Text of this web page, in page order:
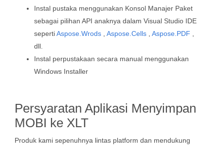
Instal pustaka menggunakan Konsol Manajer Paket
sebagai pilihan API anaknya dalam Visual Studio IDE
sepertiAspose.Wrods Aspose.Cells Aspose.PDF
dll.
Instal perpustakaan secara manual menggunakan
Windows Installer
Persyaratan Aplikasi Menyimpan
MOBI ke XLT
Produk kami sepenuhnya lintas platform dan mendukung